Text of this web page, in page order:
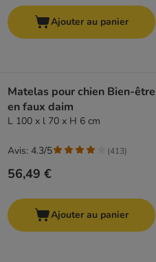
Ajouter au panier
Matelas pour chien Bien-être
en faux daim
L 100 x l 70 x H 6 cm
56,49 €
Avis: 4.3/5 (413)
Ajouter au panier